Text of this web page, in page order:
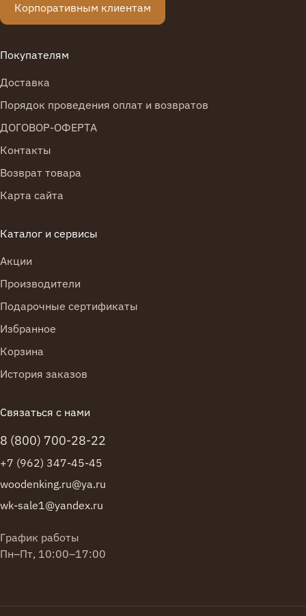
5
Показано с 1 по 15 из 71 (всего 5 страниц)
Корпоративным клиентам
Покупателям
Доставка
Порядок проведения оплат и возвратов
ДОГОВОР-ОФЕРТА
Контакты
Возврат товара
Карта сайта
Каталог и сервисы
Акции
Производители
Подарочные сертификаты
Избранное
Корзина
История заказов
Связаться с нами
8 (800) 700-28-22
+7 (962) 347-45-45
woodenking.ru@ya.ru
wk-sale1@yandex.ru
График работы
Пн–Пт, 10:00–17:00